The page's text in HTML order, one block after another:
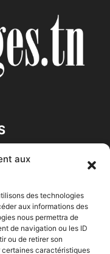
aux
des technologies
aux informations des
nous permettra de
de navigation ou les ID
ou de retirer son
caractéristiques